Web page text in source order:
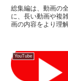
総集編は、動画の
に、長い動画や複
画の内容をより理
YouTube